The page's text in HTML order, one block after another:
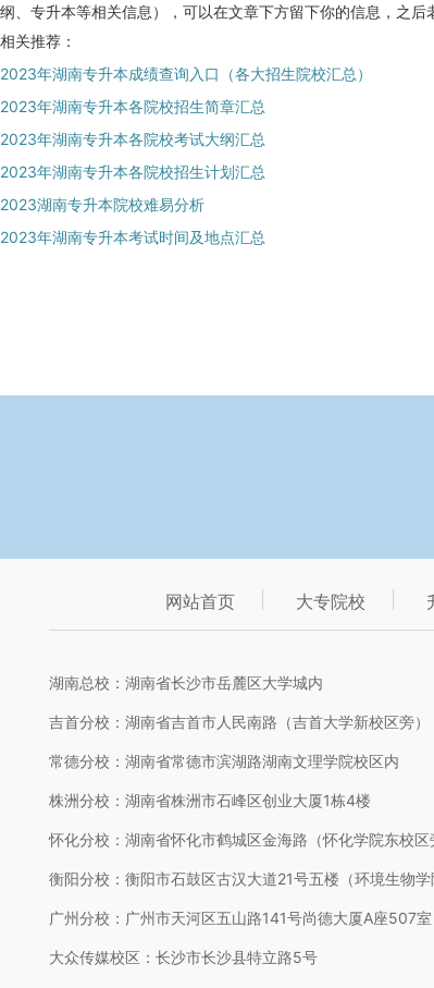
纲、专升本等相关信息），可以在文章下方留下你的信息，之后
相关推荐：
2023年湖南专升本成绩查询入口（各大招生院校汇总）
2023年湖南专升本各院校招生简章汇总
2023年湖南专升本各院校考试大纲汇总
2023年湖南专升本各院校招生计划汇总
2023湖南专升本院校难易分析
2023年湖南专升本考试时间及地点汇总
网站首页 大专院校
湖南总校：湖南省长沙市岳麓区大学城内
吉首分校：湖南省吉首市人民南路（吉首大学新校区旁）
常德分校：湖南省常德市滨湖路湖南文理学院校区内
株洲分校：湖南省株洲市石峰区创业大厦1栋4楼
怀化分校：湖南省怀化市鹤城区金海路（怀化学院东校区
衡阳分校：衡阳市石鼓区古汉大道21号五楼（环境生物学
广州分校：广州市天河区五山路141号尚德大厦A座507室
大众传媒校区：长沙市长沙县特立路5号